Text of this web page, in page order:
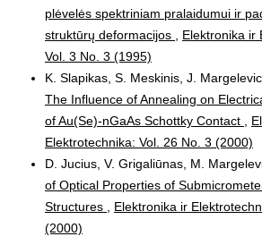
plėvelės spektriniam pralaidumui ir
struktūrų deformacijos
Elektronika ir
Vol. 3 No. 3 (1995)
K. Slapikas, S. Meskinis, J.
The Influence of Annealing on
of Au(Se)-nGaAs Schottky Contact
Elektrotechnika: Vol. 26 No. 3 (2000)
D. Jucius, V. Grigaliūnas, M.
of Optical Properties of
Structures
Elektronika ir
(2000)